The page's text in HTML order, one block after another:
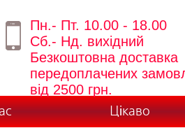
Пн.- Пт. 10.00 - 18.00
Сб.- Нд. вихідний
Безкоштовна доставка
передоплачених
від 2500 грн.
Цікаво